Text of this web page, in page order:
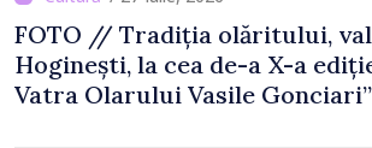
FOTO // Tradiția olăritului,
Hoginești, la cea de-a X-a
Vatra Olarului Vasile Gonciari”